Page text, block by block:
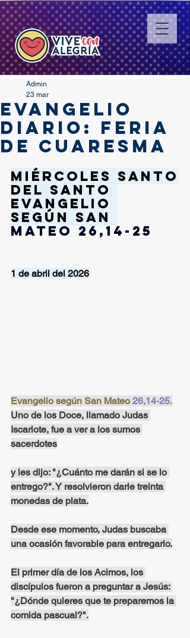
EVANGELIO
DIARIO: FERIA
DE CUARESMA
Admin
23 mar
MIÉRCOLES SANTO
Del santo
Evangelio
según san
Mateo 26,14-25
1 de abril del 2026
Evangelio según San Mateo 26,14-25.
Uno de los Doce, llamado Judas
Iscariote, fue a ver a los sumos
sacerdotes
y les dijo: "¿Cuánto me darán si se lo
entrego?". Y resolvieron darle treinta
monedas de plata.
Desde ese momento, Judas buscaba
una ocasión favorable para entregarlo.
El primer día de los Acimos, los
discípulos fueron a preguntar a Jesús:
"¿Dónde quieres que te preparemos la
comida pascual?".